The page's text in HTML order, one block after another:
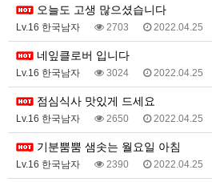
오늘도 고생 많으셨습니다
Lv.16 한국남자 2703 2022.04.25
네잎클로버 입니다
Lv.16 한국남자 3024 2022.04.25
점심식사 맛있게 드세요
Lv.16 한국남자 2650 2022.04.25
기분뿜뿜 샘솟는 월요일 아침
Lv.16 한국남자 2390 2022.04.25